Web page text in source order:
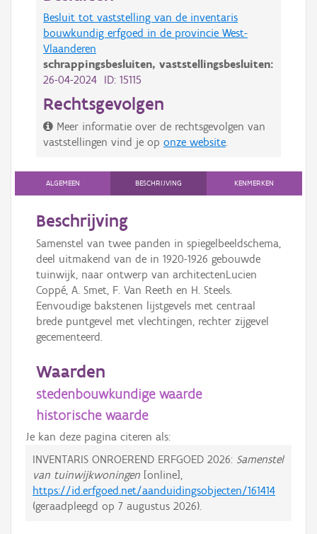
Besluit tot vaststelling van de inventaris
bouwkundig erfgoed in de provincie West-
Vlaanderen
schrappingsbesluiten, vaststellingsbesluiten:
26-04-2024 ID: 15115
Rechtsgevolgen
Meer informatie over de rechtsgevolgen van
vaststellingen vind je op onze website
ALGEMEEN BESCHRIJVING KENMERKEN
Beschrijving
Samenstel van twee panden in spiegelbeeldschema,
deel uitmakend van de in 1920-1926 gebouwde
tuinwijk, naar ontwerp van architectenLucien
Coppé, A. Smet, F. Van Reeth en H. Steels.
Eenvoudige bakstenen lijstgevels met centraal
brede puntgevel met vlechtingen, rechter zijgevel
gecementeerd.
Waarden
stedenbouwkundige waarde
historische waarde
Je kan deze pagina citeren als:
INVENTARIS ONROEREND ERFGOED 2026: Samenstel
van tuinwijkwoningen [online],
https://id.erfgoed.net/aanduidingsobjecten/161414
(geraadpleegd op 7 augustus 2026).